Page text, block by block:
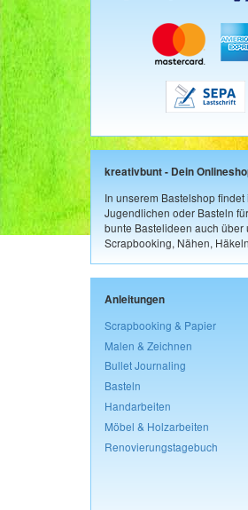
kreativbunt - Dein
In unserem Bastelshop
Jugendlichen oder Basteln
bunte Bastelideen auch über
Scrapbooking, Nähen,
Anleitungen
Scrapbooking & Papier
Malen & Zeichnen
Bullet Journaling
Basteln
Handarbeiten
Möbel & Holzarbeiten
Renovierungstagebuch